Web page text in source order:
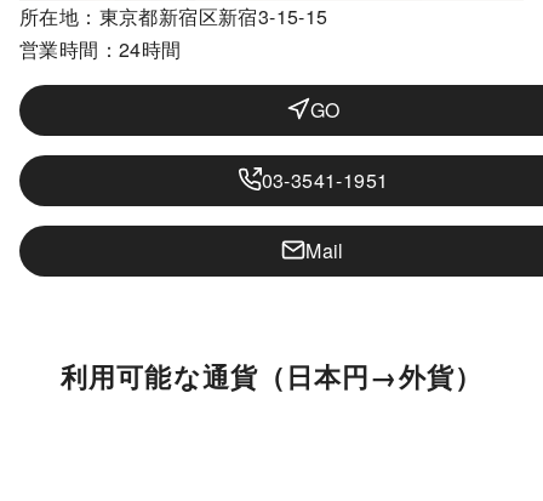
所在地：東京都新宿区新宿3-15-15
営業時間：24時間
GO
03-3541-1951
Mail
利用可能な通貨（日本円→外貨）